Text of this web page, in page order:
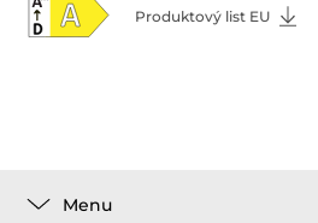
Produktový list EU
Menu